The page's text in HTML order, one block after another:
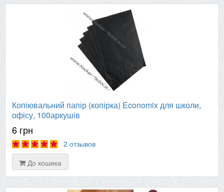
Копіювальний папір (копірка) Economix для школи,
офісу, 100аркушів
6 грн
2 отзывов
До кошика